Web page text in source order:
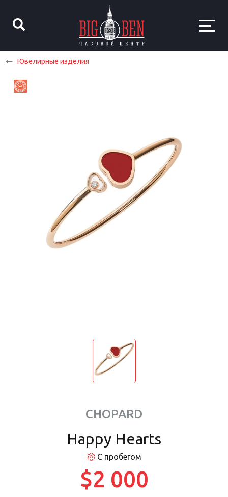
Ювелирные изделия
CHOPARD
Happy Hearts
С пробегом
$2 000